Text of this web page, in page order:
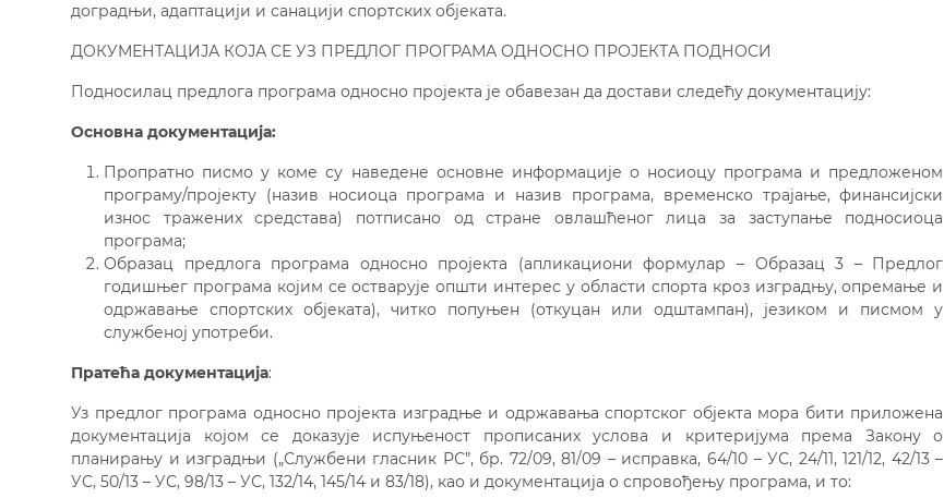
доградњи, адаптацији и санацији спортских објеката.
ДОКУМЕНТАЦИЈА КОЈА СЕ УЗ ПРЕДЛОГ ПРОГРАМА ОДНОСНО ПРОЈЕКТА ПОДНОСИ
Подносилац предлога програма односно пројекта је обавезан да достави следећу документацију:
Основна документација:
Пропратно писмо у коме су наведене основне информације о носиоцу програма и предложеном
програму/пројекту (назив носиоца програма и назив програма, временско трајање, финансијски
износ тражених средстава) потписано од стране овлашћеног лица за заступање подносиоца
програма;
Образац предлога програма односно пројекта (апликациони формулар – Образац 3 – Предлог
годишњег програма којим се остварује општи интерес у области спорта кроз изградњу, опремање и
одржавање спортских објеката), читко попуњен (откуцан или одштампан), језиком и писмом у
службеној употреби.
Пратећа документација:
Уз предлог програма односно пројекта изградње и одржавања спортског објекта мора бити приложена
документација којом се доказује испуњеност прописаних услова и критеријума према Закону о
планирању и изградњи („Службени гласник РС”, бр. 72/09, 81/09 – исправка, 64/10 – УС, 24/11, 121/12, 42/13 –
УС, 50/13 – УС, 98/13 – УС, 132/14, 145/14 и 83/18), као и документација о спровођењу програма, и то: